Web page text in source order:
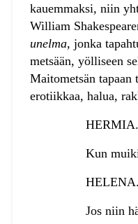
kauemmaksi, niin
William
unelma, jonka
metsään, yölliseen
Maitometsän tapaan
erotiikkaa, halua,
HERMIA.
Kun
HELENA.
Jos niin